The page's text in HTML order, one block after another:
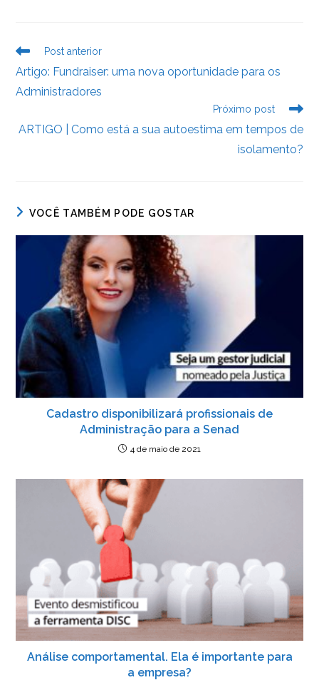
o
o
k
n
p er dl
Leia
artigos
Post anterior
Artigo: Fundraiser: uma nova oportunidade para os
Administradores
Próximo post
ARTIGO | Como está a sua autoestima em tempos de
isolamento?
VOCÊ TAMBÉM PODE GOSTAR
Cadastro disponibilizará profissionais de
Administração para a Senad
4 de maio de 2021
Análise comportamental. Ela é importante para
a empresa?